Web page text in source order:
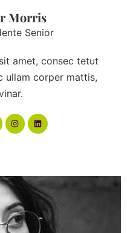
Morris
Senior
amet, consec tetut
ullam corper mattis,